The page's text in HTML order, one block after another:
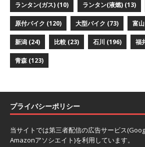
ランタン(ガス) (10) ランタン(液燃) (13)
原付バイク (120) 大型バイク (73) 富山
新潟 (24) 比較 (23) 石川 (196) 福
青森 (123)
プライバシーポリシー
当サイトでは第三者配信の広告サービス
Amazonアソシエイト)を利用しています。